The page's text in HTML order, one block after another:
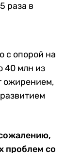
раза в
с опорой на
40 млн из
ожирением,
проблем со